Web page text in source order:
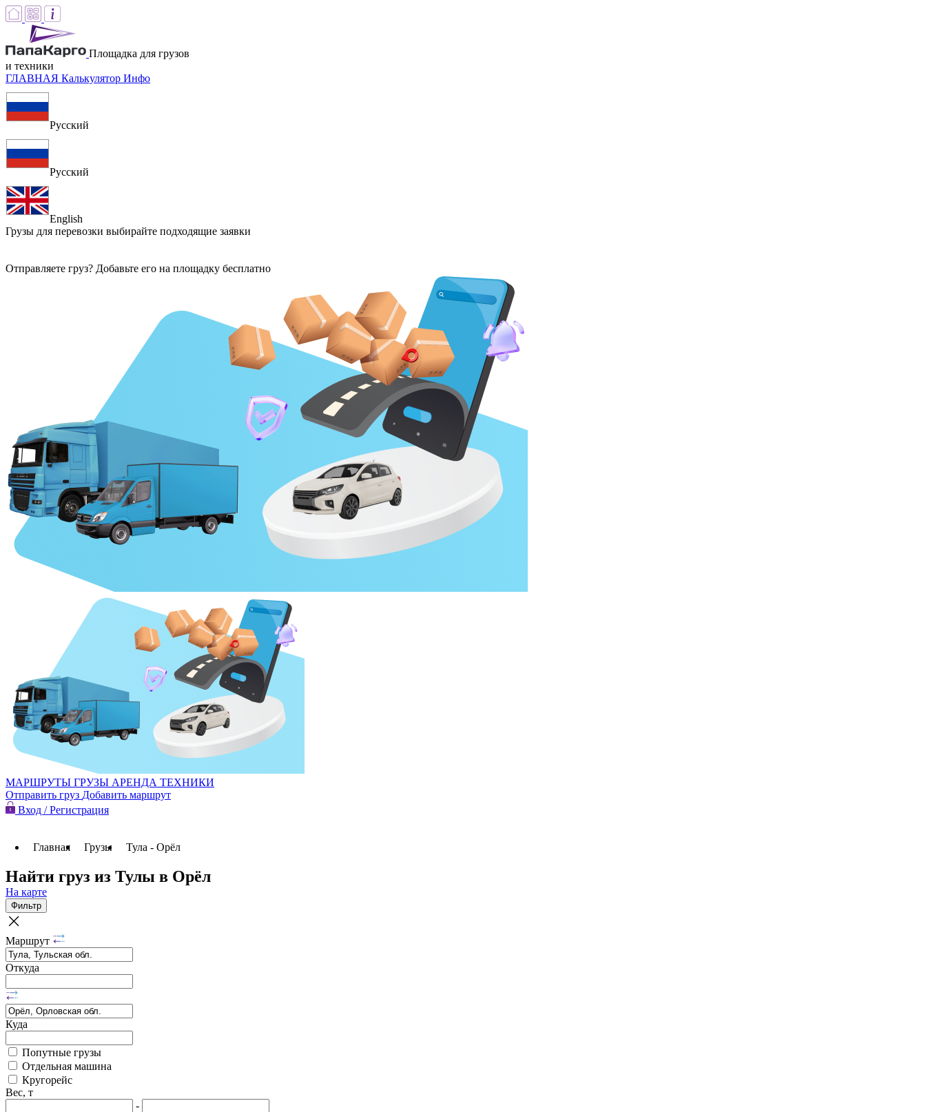
Площадка для грузов
и техники
ГЛАВНАЯ Калькулятор Инфо
Русский
Русский
English
Грузы для перевозки выбирайте подходящие заявки
Отправляете груз? Добавьте его на площадку бесплатно
МАРШРУТЫ ГРУЗЫ АРЕНДА ТЕХНИКИ
Отправить груз Добавить маршрут
Вход / Регистрация
Главная Грузы Тула - Орёл
Найти груз из Тулы в Орёл
На карте
Фильтр
Маршрут
Откуда
Куда
Попутные грузы
Отдельная машина
Кругорейс
Вес, т
-